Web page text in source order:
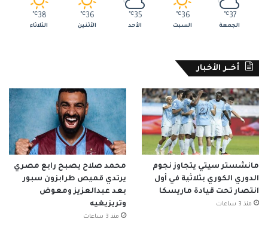
37
℃
الجمعة
36
℃
السبت
35
℃
الأحد
36
℃
الأثنين
38
℃
الثلاثاء
أخــر الأخبار
مانشستر سيتي يتجاوز نجوم
الدوري الكوري بثلاثية في أول
انتصار تحت قيادة ماريسكا
منذ 3 ساعات
محمد صلاح يصبح رابع مصري
يرتدي قميص طرابزون سبور
بعد عبدالعزيز ومعوض
وتريزيغيه
منذ 3 ساعات